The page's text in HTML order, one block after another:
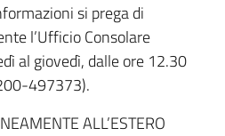
si prega di
l’Ufficio Consolare
al giovedì, dalle ore 12.30
497373).
ALL’ESTERO